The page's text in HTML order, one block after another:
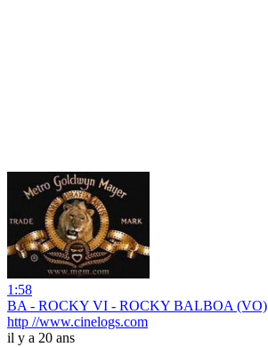
1:58
BA - ROCKY VI - ROCKY BALBOA (VO)
http //www.cinelogs.com
il y a 20 ans